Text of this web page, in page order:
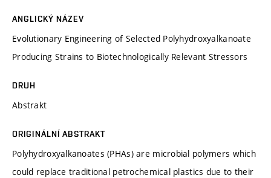
ANGLICKÝ NÁZEV
Evolutionary Engineering of Selected Polyhydroxyalkanoate
Producing Strains to Biotechnologically Relevant Stressors
DRUH
Abstrakt
ORIGINÁLNÍ ABSTRAKT
Polyhydroxyalkanoates (PHAs) are microbial polymers which
could replace traditional petrochemical plastics due to their